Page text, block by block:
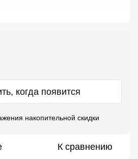
когда появится
накопительной скидки
К сравнению